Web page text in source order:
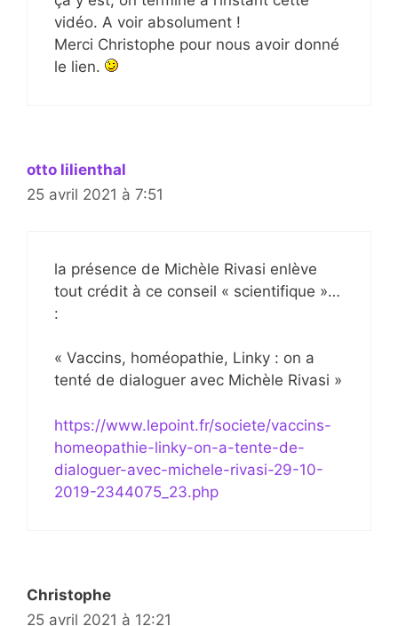
vidéo. A voir absolument !
Merci Christophe pour nous avoir donné
le lien.
otto lilienthal
25 avril 2021 à 7:51
la présence de Michèle Rivasi enlève
tout crédit à ce conseil « scientifique »…
:
« Vaccins, homéopathie, Linky : on a
tenté de dialoguer avec Michèle Rivasi »
https://www.lepoint.fr/societe/vaccins-
homeopathie-linky-on-a-tente-de-
dialoguer-avec-michele-rivasi-29-10-
2019-2344075_23.php
Christophe
25 avril 2021 à 12:21